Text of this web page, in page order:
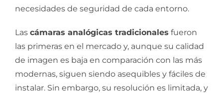
necesidades de seguridad de cada entorno.
Las cámaras analógicas tradicionales fueron
las primeras en el mercado y, aunque su calidad
de imagen es baja en comparación con las más
modernas, siguen siendo asequibles y fáciles de
instalar. Sin embargo, su resolución es limitada, y